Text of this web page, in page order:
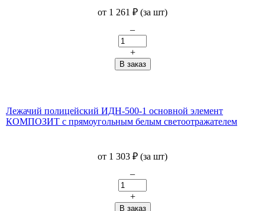
от 1 261 ₽ (за шт)
–
+
Лежачий полицейский ИДН-500-1 основной элемент
КОМПОЗИТ с прямоугольным белым светоотражателем
от 1 303 ₽ (за шт)
–
+